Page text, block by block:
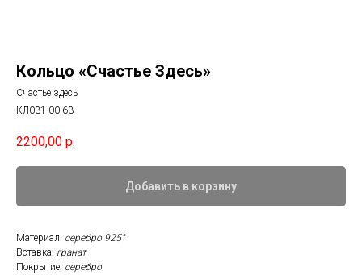
Кольцо «Счастье Здесь»
Счастье здесь
КЛ031-00-63
2200,00 р.
Добавить в корзину
Материал: серебро 925°
Вставка: гранат
Покрытие: серебро